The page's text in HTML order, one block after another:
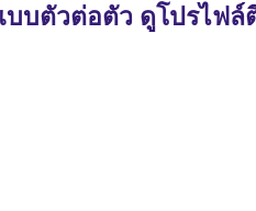
บตัวต่อตัว ดูโปรไฟล์